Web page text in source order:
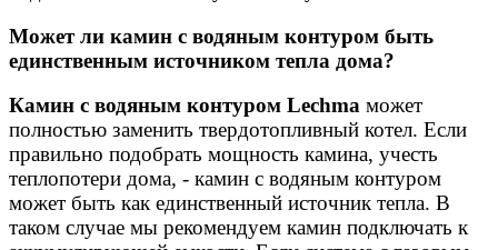
Может ли камин с водяным контуром быть
единственным источником тепла дома?
Камин с водяным контуром Lechma может
полностью заменить твердотопливный котел. Если
правильно подобрать мощность камина, учесть
теплопотери дома, - камин с водяным контуром
может быть как единственный источник тепла. В
таком случае мы рекомендуем камин подключать к